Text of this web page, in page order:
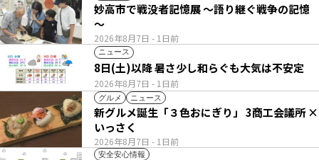
2026年8月7日 - 1日前
妙高市で戦没者記憶展 ～語り継ぐ戦争の記憶
～
ニュース
2026年8月7日 - 1日前
8日(土)以降 暑さ少し和らぐも大気は不安定
グルメ ニュース
2026年8月7日 - 1日前
新グルメ誕生「３色おにぎり」 3商工会議所 ×
いっさく
安全安心情報